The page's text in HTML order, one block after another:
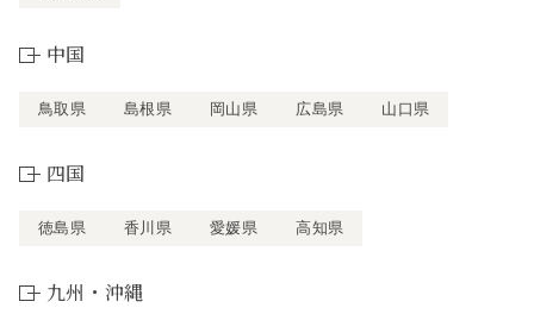
中国
鳥取県 島根県 岡山県 広島県 山口県
四国
徳島県 香川県 愛媛県 高知県
九州・沖縄